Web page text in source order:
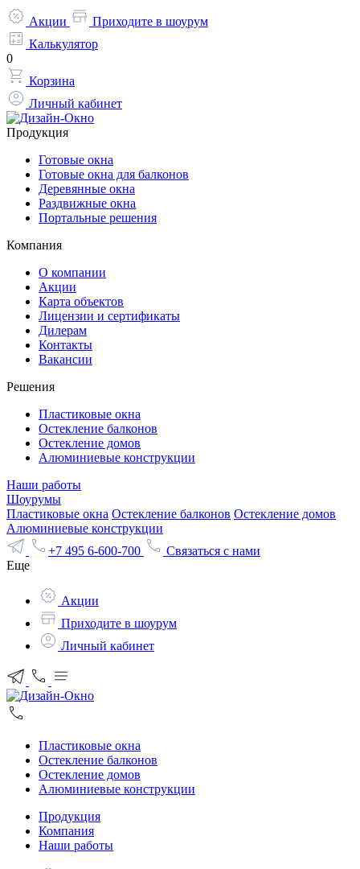
Акции
Приходите в шоурум
Калькулятор
0
Корзина
Личный кабинет
Продукция
Готовые окна
Готовые окна для балконов
Деревянные окна
Раздвижные окна
Портальные решения
Компания
О компании
Акции
Карта объектов
Лицензии и сертификаты
Дилерам
Контакты
Вакансии
Решения
Пластиковые окна
Остекление балконов
Остекление домов
Алюминиевые конструкции
Наши работы
Шоурумы
Пластиковые окна Остекление балконов Остекление домов
Алюминиевые конструкции
+7 495 6-600-700
Связаться с нами
Еще
Акции
Приходите в шоурум
Личный кабинет
Пластиковые окна
Остекление балконов
Остекление домов
Алюминиевые конструкции
Продукция
Компания
Наши работы